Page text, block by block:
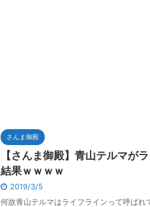
さんま御殿
【さんま御殿】青山テルマが
結果ｗｗｗｗ
2019/3/5
何故青山テルマはライフラインって呼ば